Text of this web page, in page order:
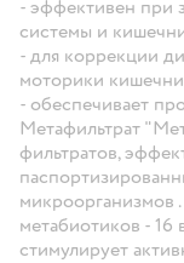
- эффективен при
системы и
- для коррекции
моторики
- обеспечивает
Метафильтрат
фильтратов,
микроорганизмов
метабиотиков -
стимулирует